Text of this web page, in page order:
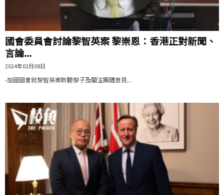
國會委員會討論黎智英案 黎崇恩：香港正對新聞、
言論...
2024年02月08日
-加國國會就黎智英案聆聽黎子及關注團體意見...